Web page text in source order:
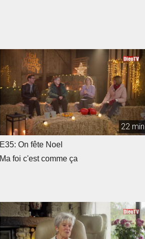
22 min
E35: On fête Noel
Ma foi c'est comme ça